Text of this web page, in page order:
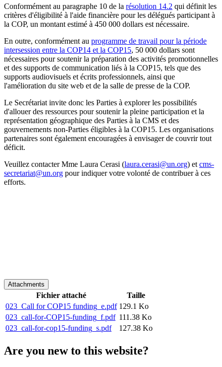
Conformément au paragraphe 10 de la résolution 14.2 qui définit les
critères d'éligibilité à l'aide financière pour les délégués participant à
la COP, un montant estimé à 450 000 dollars est nécessaire.
En outre, conformément au programme de travail pour la période
intersession entre la COP14 et la COP15, 50 000 dollars sont
nécessaires pour soutenir la préparation des activités promotionnelles
et des supports de communication liés à la COP15, tels que des
supports audiovisuels et écrits professionnels, ainsi que
l'amélioration du site web et de la salle de presse de la COP.
Le Secrétariat invite donc les Parties à explorer les possibilités
d'allouer des ressources pour soutenir la pleine participation et la
représentation géographique des Parties à la CMS et des
gouvernements non-Parties éligibles à la COP15. Les organisations
partenaires sont également encouragées à envisager de couvrir tout
déficit.
Veuillez contacter Mme Laura Cerasi (laura.cerasi@un.org) et cms-
secretariat@un.org pour indiquer votre volonté de contribuer à ces
efforts.
Attachments
Fichier attaché
Taille
023_Call for COP15 funding_e.pdf 129.1 Ko
023_call-for-COP15-funding_f.pdf 111.38 Ko
023_call-for-cop15-funding_s.pdf
127.38 Ko
Are you new to this website?